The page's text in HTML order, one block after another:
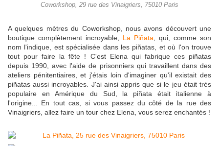
Coworkshop, 29 rue des Vinaigriers, 75010 Paris
A quelques mètres du Coworkshop, nous avons découvert une
boutique complètement incroyable, La Piñata , qui, comme son
nom l'indique, est spécialisée dans les piñatas, et où l'on trouve
tout pour faire la fête ! C'est Elena qui fabrique ces piñatas
depuis 1990, avec l'aide de prisonniers qui travaillent dans des
ateliers pénitentiaires, et j'étais loin d'imaginer qu'il existait des
piñatas aussi incroyables. J'ai ainsi appris que si le jeu était très
populaire en Amérique du Sud, la piñata était italienne à
l'origine... En tout cas, si vous passez du côté de la rue des
Vinaigriers, allez faire un tour chez Elena, vous serez enchantés !